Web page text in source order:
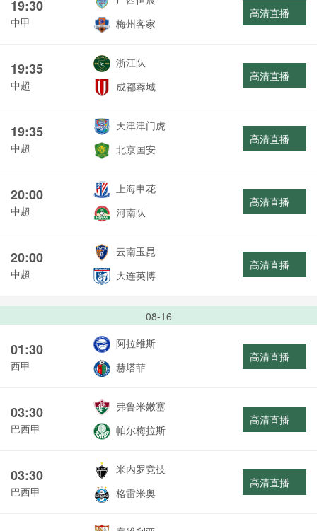
19:30
中甲
梅州客家
高清直播
19:35
中超
浙江队
成都蓉城
高清直播
19:35
中超
天津津门虎
北京国安
高清直播
20:00
中超
上海申花
河南队
高清直播
20:00
中超
云南玉昆
大连英博
高清直播
08-16
01:30
西甲
阿拉维斯
赫塔菲
高清直播
03:30
巴西甲
弗鲁米嫩塞
帕尔梅拉斯
高清直播
03:30
巴西甲
米内罗竞技
格雷米奥
高清直播